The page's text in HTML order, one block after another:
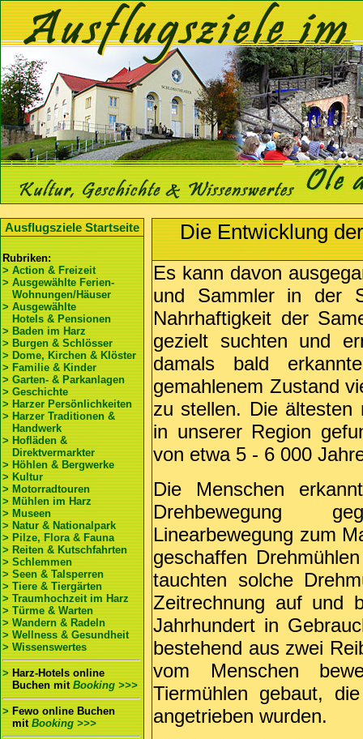
Ausflugsziele Startseite
Rubriken:
> Action & Freizeit
> Ausgewählte Ferien-
Wohnungen/Häuser
> Ausgewählte
Hotels & Pensionen
> Baden im Harz
> Burgen & Schlösser
> Dome, Kirchen & Klöster
> Familie & Kinder
> Garten- & Parkanlagen
> Geschichte
> Harzer Persönlichkeiten
> Harzer Traditionen &
Handwerk
> Hofläden &
Direktvermarkter
> Höhlen & Bergwerke
> Kultur
> Motorradtouren
> Mühlen im Harz
> Museen
> Natur & Nationalpark
> Pilze, Flora & Fauna
> Reiten & Kutschfahrten
> Schlemmen
> Seen & Talsperren
> Tiere & Tiergärten
> Traumhochzeit im Harz
> Türme & Warten
> Wandern & Radeln
> Wellness & Gesundheit
> Wissenswertes
>Harz-Hotels online
Buchen mit Booking >>>
>Fewo online Buchen
mit Booking >>>
Die Entwicklung
Es kann davon
und Sammler in der
Nahrhaftigkeit der
gezielt suchten und
damals bald
gemahlenem Zustand
zu stellen. Die ältesten
in unserer Region
von etwa 5 - 6 000
Die Menschen
Drehbewegung
Linearbewegung zum
geschaffen
tauchten solche
Zeitrechnung auf und
Jahrhundert in
bestehend aus zwei
vom Menschen
Tiermühlen gebaut,
angetrieben wurden.